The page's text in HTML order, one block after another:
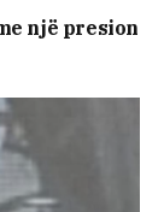
një presion